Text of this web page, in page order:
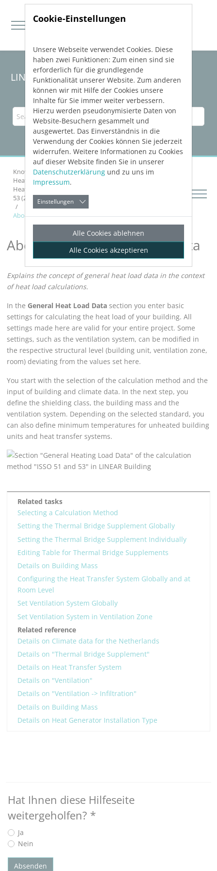
Direkt zur Hauptnavigation springen
Direkt zum Inhalt springen
LINEAR Solutions26for Revit
Knowledge Base Revit
Analyzing Buildings
Heat Load
Heat load calculation according to ISSO 51 (2023) and
53 (2018)
About General Heat Load Data
About General Heat Load Data
Explains the concept of general heat load data in the context
of heat load calculations.
In the General Heat Load Data section you enter basic
settings for calculating the heat load of your building. All
settings made here are valid for your entire project. Some
settings, such as the ventilation system, can be modified in
the respective structural level (building unit, ventilation zone,
room) deviating from the values set here.
You start with the selection of the calculation method and the
input of building and climate data. In the next step, you
define the shielding class, the building mass and the
ventilation system. Depending on the selected standard, you
can also define minimum temperatures for unheated building
units and heat transfer systems.
Related tasks
Selecting a Calculation Method
Setting the Thermal Bridge Supplement Globally
Setting the Thermal Bridge Supplement Individually
Editing Table for Thermal Bridge Supplements
Details on Building Mass
Configuring the Heat Transfer System Globally and at
Room Level
Set Ventilation System Globally
Set Ventilation System in Ventilation Zone
Related reference
Details on Climate data for the Netherlands
Details on "Thermal Bridge Supplement"
Details on Heat Transfer System
Details on "Ventilation"
Details on "Ventilation -> Infiltration"
Details on Building Mass
Details on Heat Generator Installation Type
Hat Ihnen diese Hilfeseite
weitergeholfen? *
Ja
Nein
Absenden
Cookie-Einstellungen
Unsere Webseite verwendet Cookies. Diese
haben zwei Funktionen: Zum einen sind sie
erforderlich für die grundlegende
Funktionalität unserer Website. Zum anderen
können wir mit Hilfe der Cookies unsere
Inhalte für Sie immer weiter verbessern.
Hierzu werden pseudonymisierte Daten von
Website-Besuchern gesammelt und
ausgewertet. Das Einverständnis in die
Verwendung der Cookies können Sie jederzeit
widerrufen. Weitere Informationen zu Cookies
auf dieser Website finden Sie in unserer
Datenschutzerklärung und zu uns im
Impressum.
Einstellungen
Alle Cookies ablehnen
Alle Cookies akzeptieren